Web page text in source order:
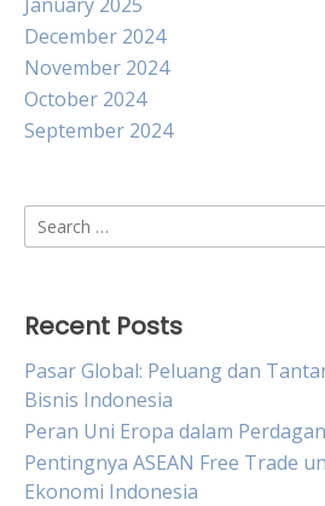
December 2024
November 2024
October 2024
September 2024
Search
for:
Recent Posts
Pasar Global: Peluang dan
Bisnis Indonesia
Peran Uni Eropa dalam
Pentingnya ASEAN Free Trade
Ekonomi Indonesia